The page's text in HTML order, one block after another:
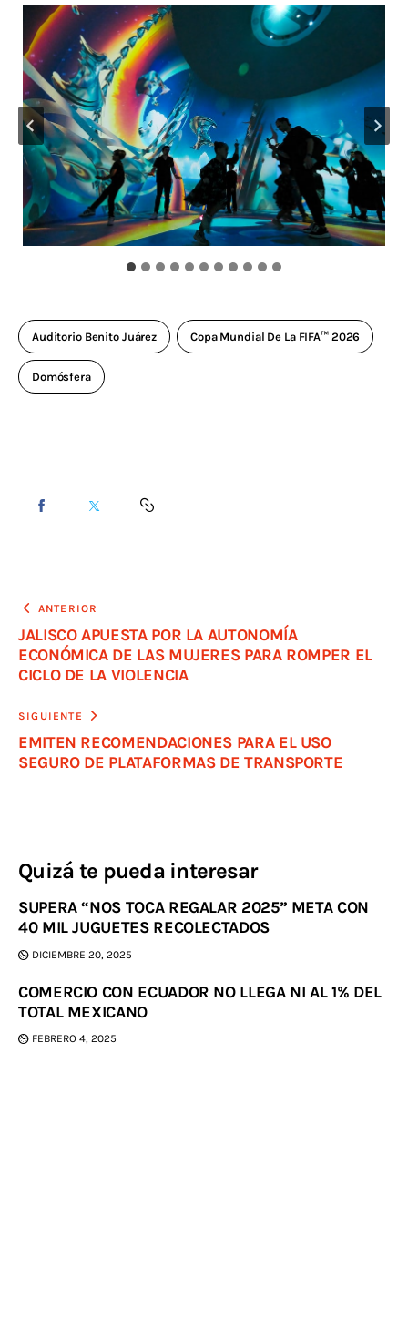
Auditorio Benito Juárez Copa Mundial De La FIFA™ 2026
Domósfera
ANTERIOR
JALISCO APUESTA POR LA AUTONOMÍA
ECONÓMICA DE LAS MUJERES PARA ROMPER EL
CICLO DE LA VIOLENCIA
SIGUIENTE
EMITEN RECOMENDACIONES PARA EL USO
SEGURO DE PLATAFORMAS DE TRANSPORTE
Quizá te pueda interesar
SUPERA “NOS TOCA REGALAR 2025” META CON
40 MIL JUGUETES RECOLECTADOS
DICIEMBRE 20, 2025
COMERCIO CON ECUADOR NO LLEGA NI AL 1% DEL
TOTAL MEXICANO
FEBRERO 4, 2025